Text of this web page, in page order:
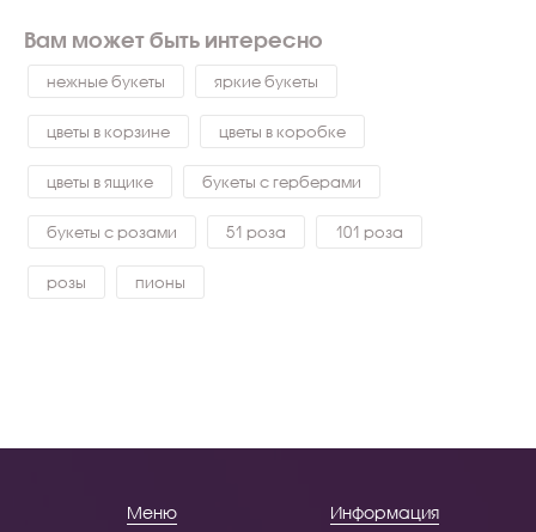
Вам может быть интересно
нежные букеты яркие букеты
цветы в корзине цветы в коробке
цветы в ящике букеты с герберами
букеты с розами 51 роза 101 роза
розы пионы
Меню Информация